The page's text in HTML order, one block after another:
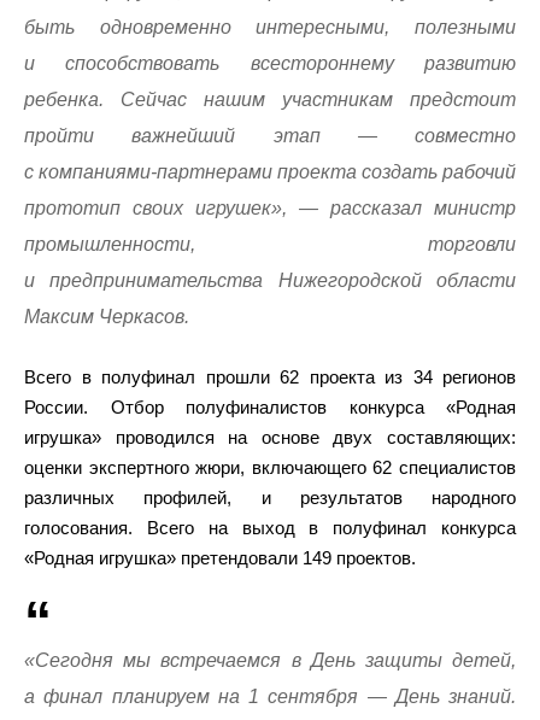
быть одновременно интересными, полезными
и способствовать всестороннему развитию
ребенка. Сейчас нашим участникам предстоит
пройти важнейший этап — совместно
с компаниями-партнерами проекта создать рабочий
прототип своих игрушек», — рассказал министр
промышленности, торговли
и предпринимательства Нижегородской области
Максим Черкасов.
Всего в полуфинал прошли 62 проекта из 34 регионов
России. Отбор полуфиналистов конкурса «Родная
игрушка» проводился на основе двух составляющих:
оценки экспертного жюри, включающего 62 специалистов
различных профилей, и результатов народного
голосования. Всего на выход в полуфинал конкурса
«Родная игрушка» претендовали 149 проектов.
«Сегодня мы встречаемся в День защиты детей,
а финал планируем на 1 сентября — День знаний.